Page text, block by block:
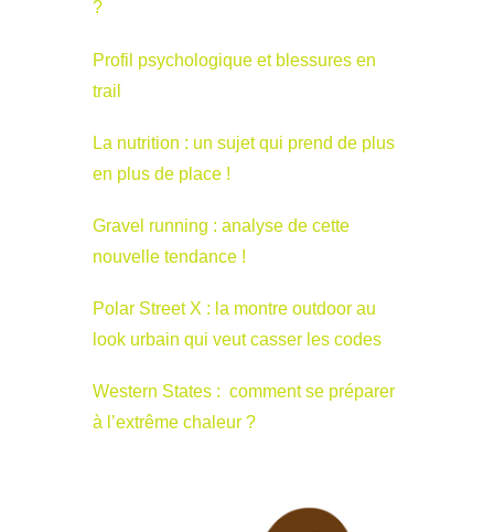
?
Profil psychologique et blessures en
trail
La nutrition : un sujet qui prend de plus
en plus de place !
Gravel running : analyse de cette
nouvelle tendance !
Polar Street X : la montre outdoor au
look urbain qui veut casser les codes
Western States : comment se préparer
à l’extrême chaleur ?